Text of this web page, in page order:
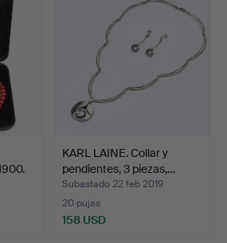
KARL LAINE. Collar y
pendientes, 3 piezas,…
Subastado 22 feb 2019
20 pujas
158 USD